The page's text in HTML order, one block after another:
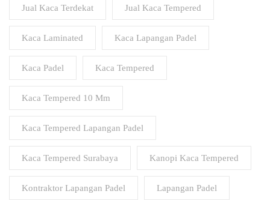
Jual Kaca Terdekat Jual Kaca Tempered
Kaca Laminated Kaca Lapangan Padel
Kaca Padel Kaca Tempered
Kaca Tempered 10 Mm
Kaca Tempered Lapangan Padel
Kaca Tempered Surabaya Kanopi Kaca Tempered
Kontraktor Lapangan Padel Lapangan Padel